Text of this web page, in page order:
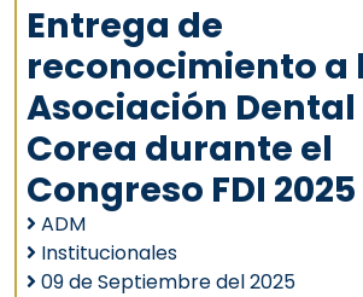
Entrega de
reconocimiento a
Asociación Dental
Corea durante el
Congreso FDI 2025
ADM
Institucionales
09 de Septiembre del 2025